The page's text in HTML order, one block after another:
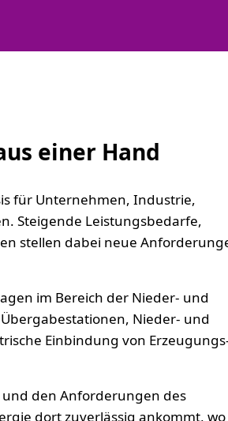
einer Hand
für Unternehmen, Industrie,
Steigende Leistungsbedarfe,
stellen dabei neue
im Bereich der Nieder- und
Nieder- und
Einbindung von
den Anforderungen des
dort zuverlässig ankommt, wo